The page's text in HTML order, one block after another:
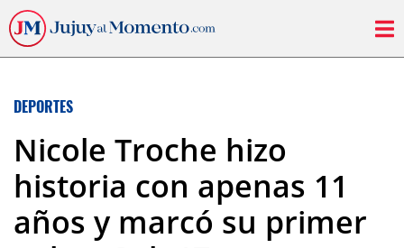
DEPORTES
Nicole Troche hizo
historia con apenas 11
años y marcó su primer